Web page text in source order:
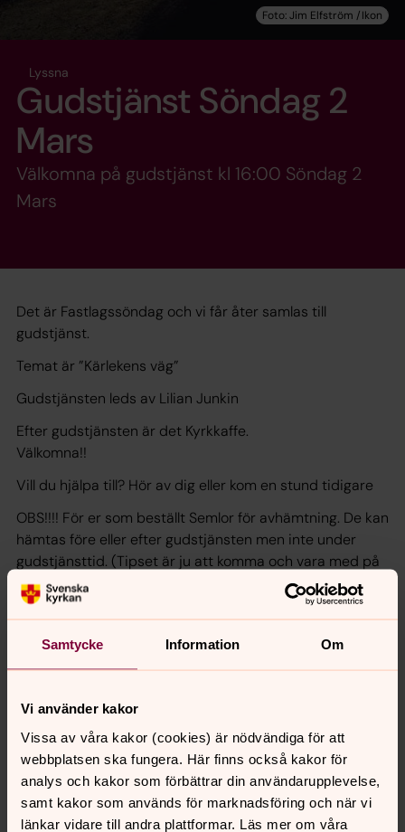
Samtycke Information Om
Vi använder kakor
Vissa av våra kakor (cookies) är nödvändiga för att
webbplatsen ska fungera. Här finns också kakor för
analys och kakor som förbättrar din användarupplevelse,
samt kakor som används för marknadsföring och när vi
länkar vidare till andra plattformar. Läs mer om våra
Lyssna
Gudstjänst Söndag 2
Mars
Välkomna på gudstjänst kl 16:00 Söndag 2
Mars
Det är Fastlagssöndag och vi får åter samlas till
gudstjänst.
Temat är ”Kärlekens väg”
Gudstjänsten leds av Lilian Junkin
Efter gudstjänsten är det Kyrkkaffe.
Välkomna!!
Vill du hjälpa till? Hör av dig eller kom en stund tidigare
OBS!!!! För er som beställt Semlor för avhämtning. De kan
hämtas före eller efter gudstjänsten men inte under
gudstjänsttid. (Tipset är ju att komma och vara med på
gudstjänsten, stanna på god fika och sedan åka hem i
lugn och ro. Vem vet, kanske en extra semla eller två
kommer med...)
Senast ändrad 16 februari 2025
Synpunkter eller frågor på sidans
innehåll?
toronto@svenskakyrkan.se